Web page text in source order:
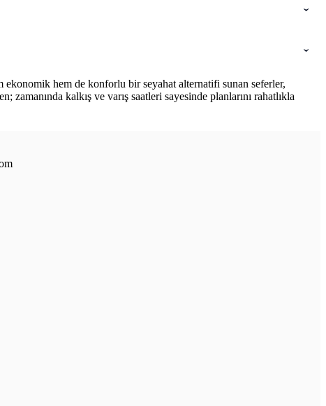
hem de konforlu bir seyahat alternatifi sunan seferler,
kalkış ve varış saatleri sayesinde planlarını rahatlıkla